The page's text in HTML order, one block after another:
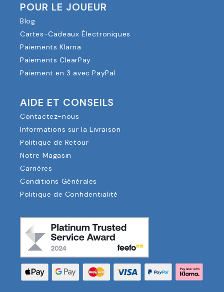
POUR LE JOUEUR
Blog
Cartes-Cadeaux Électroniques
Paiements Klarna
Paiements ClearPay
Paiement en 3 avec PayPal
AIDE ET CONSEILS
Contactez-nous
Informations sur la Livraison
Politique de Retour
Notre Magasin
Carrières
Conditions Générales
Politique de Confidentialité